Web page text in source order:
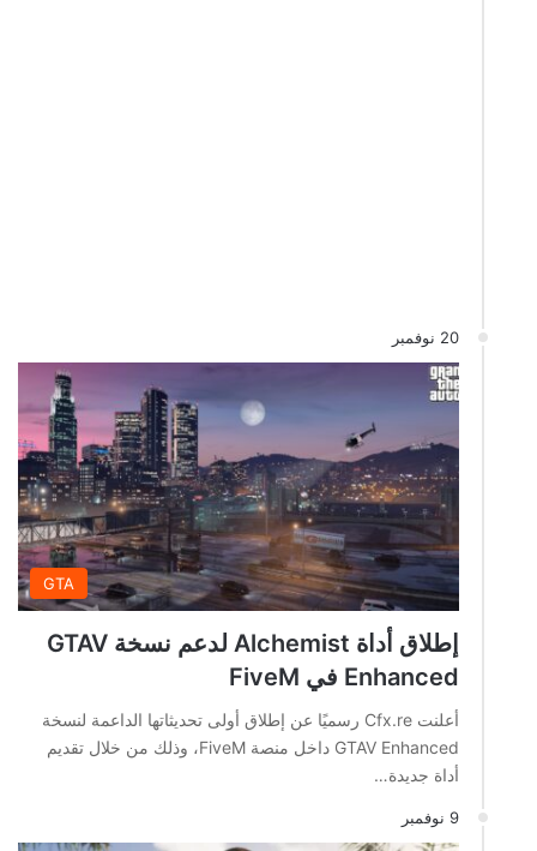
20 نوفمبر
GTA
إطلاق أداة Alchemist لدعم نسخة GTAV
Enhanced في FiveM
أعلنت Cfx.re رسميًا عن إطلاق أولى تحديثاتها الداعمة لنسخة
GTAV Enhanced داخل منصة FiveM، وذلك من خلال تقديم
أداة جديدة…
9 نوفمبر